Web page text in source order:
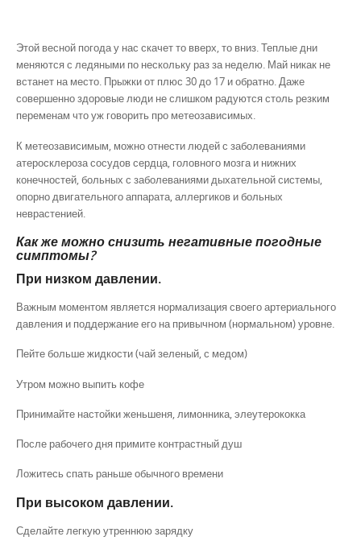
Этой весной погода у нас скачет то вверх, то вниз. Теплые дни
меняются с ледяными по нескольку раз за неделю. Май никак не
встанет на место. Прыжки от плюс 30 до 17 и обратно. Даже
совершенно здоровые люди не слишком радуются столь резким
переменам что уж говорить про метеозависимых.
К метеозависимым, можно отнести людей с заболеваниями
атеросклероза сосудов сердца, головного мозга и нижних
конечностей, больных с заболеваниями дыхательной системы,
опорно двигательного аппарата, аллергиков и больных
неврастенией.
Как же можно снизить негативные погодные
симптомы?
При низком давлении.
Важным моментом является нормализация своего артериального
давления и поддержание его на привычном (нормальном) уровне.
Пейте больше жидкости (чай зеленый, с медом)
Утром можно выпить кофе
Принимайте настойки женьшеня, лимонника, элеутерококка
После рабочего дня примите контрастный душ
Ложитесь спать раньше обычного времени
При высоком давлении.
Сделайте легкую утреннюю зарядку